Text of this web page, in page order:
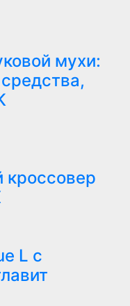
мухи:
L с